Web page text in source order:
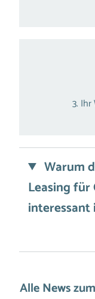
3.
Warum
Leasing für
interessant
Alle News